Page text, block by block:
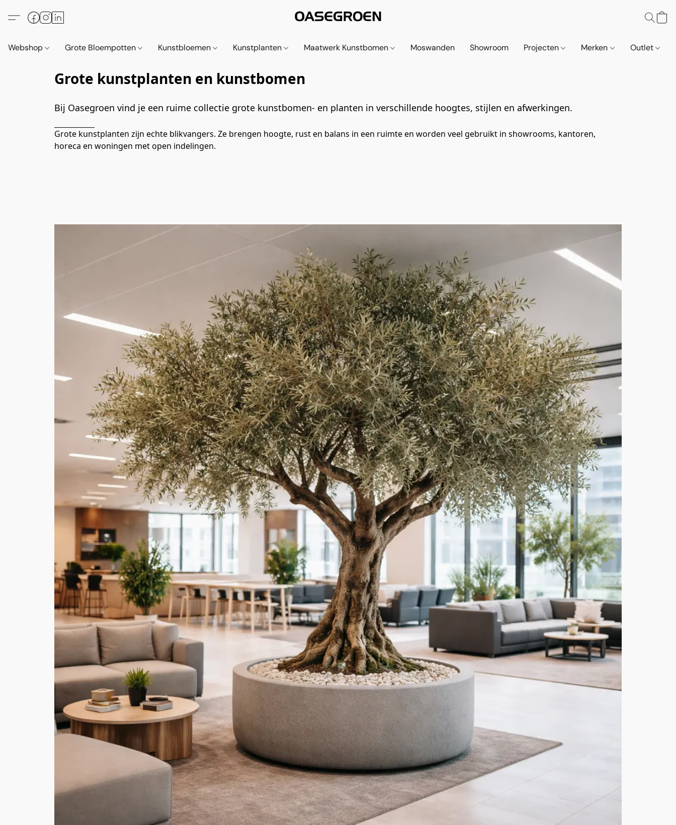
Webshop Grote Bloempotten Kunstbloemen Kunstplanten Maatwerk Kunstbomen Moswanden Showroom Projecten Merken Outlet
Grote kunstplanten en kunstbomen
Bij Oasegroen vind je een ruime collectie grote kunstbomen- en planten in verschillende hoogtes, stijlen en afwerkingen.
Grote kunstplanten zijn echte blikvangers. Ze brengen hoogte, rust en balans in een ruimte en worden veel gebruikt in showrooms, kantoren,
horeca en woningen met open indelingen.